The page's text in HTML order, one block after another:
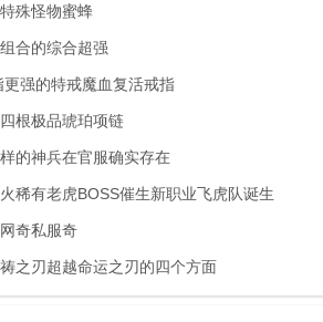
殊怪物蜜蜂
合的综合超强
强的特戒魔血复活戒指
根极品琥珀项链
的神兵在官服确实存在
稀有老虎BOSS催生新职业飞虎队诞生
奇私服奇
之刃超越命运之刃的四个方面